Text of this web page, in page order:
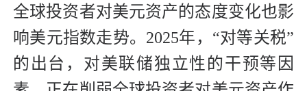
全球投资者对美元资产的态度变化也影
响美元指数走势。2025年，“对等关税”
的出台，对美联储独立性的干预等因